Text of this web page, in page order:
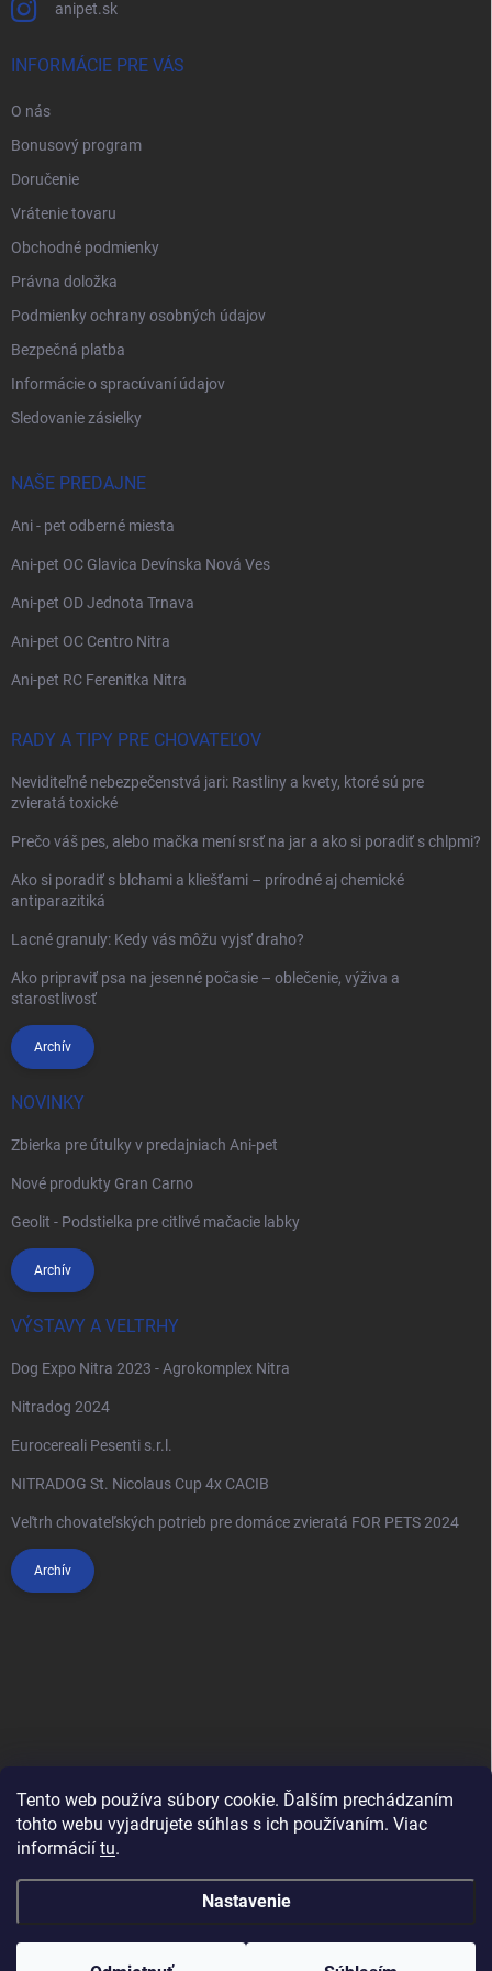
Tento web používa súbory cookie. Ďalším prechádzaním
tohto webu vyjadrujete súhlas s ich používaním. Viac
informácií tu.
Nastavenie
anipet.sk
INFORMÁCIE PRE VÁS
O nás
Bonusový program
Doručenie
Vrátenie tovaru
Obchodné podmienky
Právna doložka
Podmienky ochrany osobných údajov
Bezpečná platba
Informácie o spracúvaní údajov
Sledovanie zásielky
NAŠE PREDAJNE
Ani - pet odberné miesta
Ani-pet OC Glavica Devínska Nová Ves
Ani-pet OD Jednota Trnava
Ani-pet OC Centro Nitra
Ani-pet RC Ferenitka Nitra
RADY A TIPY PRE CHOVATEĽOV
Neviditeľné nebezpečenstvá jari: Rastliny a kvety, ktoré sú pre
zvieratá toxické
Prečo váš pes, alebo mačka mení srsť na jar a ako si poradiť s chlpmi?
Ako si poradiť s blchami a kliešťami – prírodné aj chemické
antiparazitiká
Lacné granuly: Kedy vás môžu vyjsť draho?
Ako pripraviť psa na jesenné počasie – oblečenie, výživa a
starostlivosť
Archív
NOVINKY
Zbierka pre útulky v predajniach Ani-pet
Nové produkty Gran Carno
Geolit - Podstielka pre citlivé mačacie labky
Archív
VÝSTAVY A VELTRHY
Dog Expo Nitra 2023 - Agrokomplex Nitra
Nitradog 2024
Eurocereali Pesenti s.r.l.
NITRADOG St. Nicolaus Cup 4x CACIB
Veľtrh chovateľských potrieb pre domáce zvieratá FOR PETS 2024
Archív
Copyright 2026Anipet.sk. Všetky práva vyhradené.Upraviť nastavenie